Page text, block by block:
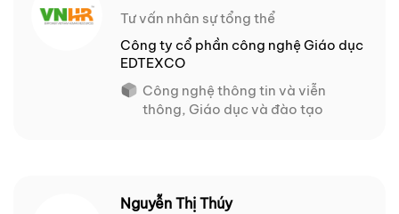
Tư vấn nhân sự tổng thể
Công ty cổ phần công nghệ Giáo dục
EDTEXCO
Công nghệ thông tin và viễn
thông, Giáo dục và đào tạo
Nguyễn Thị Thúy